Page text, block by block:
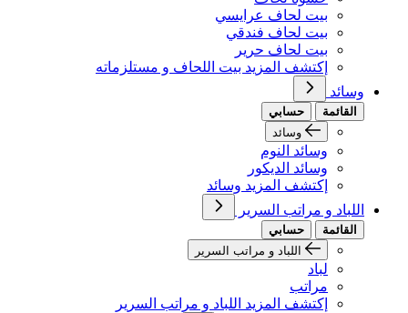
بيت لحاف عرايسي
بيت لحاف فندقي
بيت لحاف حرير
إكتشف المزيد بيت اللحاف و مستلزماته
وسائد
القائمة
حسابي
وسائد
وسائد النوم
وسائد الديكور
إكتشف المزيد وسائد
اللباد و مراتب السرير
القائمة
حسابي
اللباد و مراتب السرير
لباد
مراتب
إكتشف المزيد اللباد و مراتب السرير